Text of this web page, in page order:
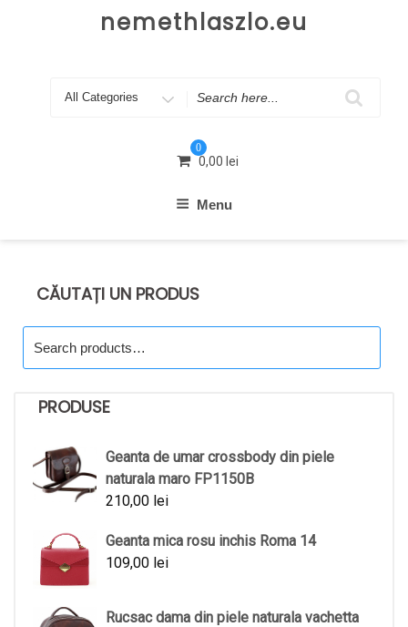
nemethlaszlo.eu
Search
0
0,00 lei
Menu
CĂUTAȚI UN PRODUS
for:
PRODUSE
Geanta de umar crossbody din piele
naturala maro FP1150B
210,00 lei
Geanta mica rosu inchis Roma 14
109,00 lei
Rucsac dama din piele naturala vachetta